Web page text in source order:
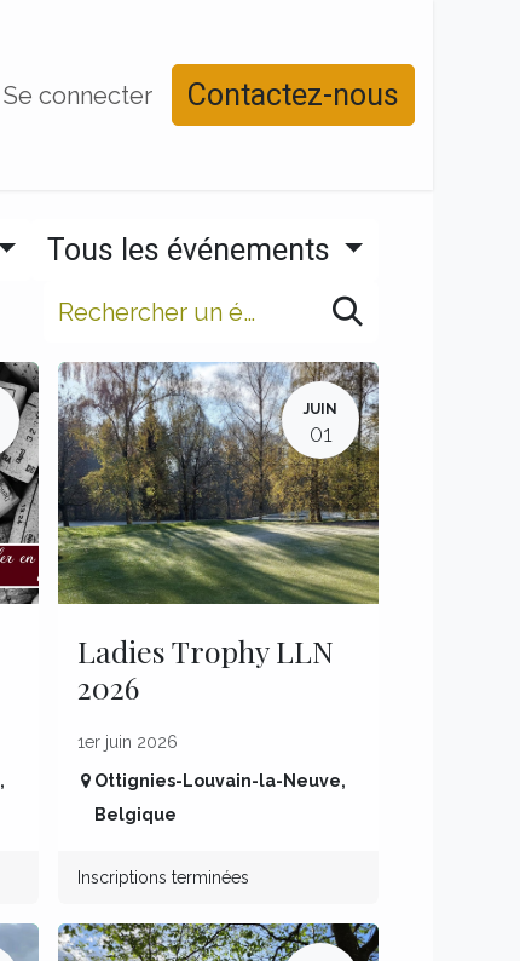
Réserver un départ Calendrier Contact
Se connecter Contactez-nous
Tous les événements
,
JUIN
01
Ladies Trophy LLN
2026
1er juin 2026
Ottignies-Louvain-la-Neuve,
Belgique
Inscriptions terminées